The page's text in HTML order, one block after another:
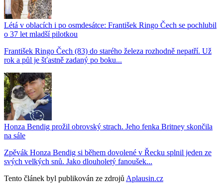
Létá v oblacích i po osmdesátce: František Ringo Čech se pochlubil
o 37 let mladší pilotkou
František Ringo Čech (83) do starého železa rozhodně nepatří. Už
rok a půl je šťastně zadaný po boku...
Honza Bendig prožil obrovský strach. Jeho fenka Britney skončila
na sále
Zpěvák Honza Bendig si během dovolené v Řecku splnil jeden ze
svých velkých snů. Jako dlouholetý fanoušek...
Tento článek byl publikován ze zdrojů Aplausin.cz